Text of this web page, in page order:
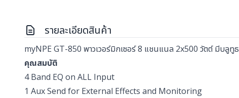
รายละเอียดสินค้า
myNPE GT-850 พาวเวอร์มิกเซอร์ 8 แชนแนล 2x500 วัตต์ มีบลูทูธ
คุณสมบัติ
4 Band EQ on ALL Input
1 Aux Send for External Effects and Monitoring